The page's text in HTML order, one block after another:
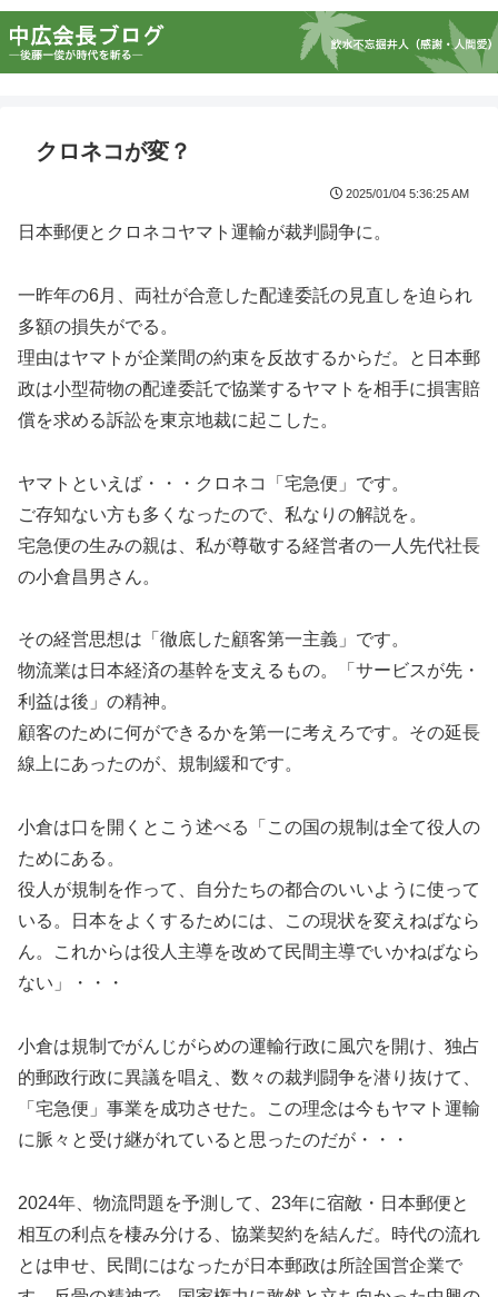
クロネコが変？
2025/01/04 5:36:25 AM
日本郵便とクロネコヤマト運輸が裁判闘争に。
一昨年の6月、両社が合意した配達委託の見直しを迫られ
多額の損失がでる。
理由はヤマトが企業間の約束を反故するからだ。と日本郵
政は小型荷物の配達委託で協業するヤマトを相手に損害賠
償を求める訴訟を東京地裁に起こした。
ヤマトといえば・・・クロネコ「宅急便」です。
ご存知ない方も多くなったので、私なりの解説を。
宅急便の生みの親は、私が尊敬する経営者の一人先代社長
の小倉昌男さん。
その経営思想は「徹底した顧客第一主義」です。
物流業は日本経済の基幹を支えるもの。「サービスが先・
利益は後」の精神。
顧客のために何ができるかを第一に考えろです。その延長
線上にあったのが、規制緩和です。
小倉は口を開くとこう述べる「この国の規制は全て役人の
ためにある。
役人が規制を作って、自分たちの都合のいいように使って
いる。日本をよくするためには、この現状を変えねばなら
ん。これからは役人主導を改めて民間主導でいかねばなら
ない」・・・
小倉は規制でがんじがらめの運輸行政に風穴を開け、独占
的郵政行政に異議を唱え、数々の裁判闘争を潜り抜けて、
「宅急便」事業を成功させた。この理念は今もヤマト運輸
に脈々と受け継がれていると思ったのだが・・・
2024年、物流問題を予測して、23年に宿敵・日本郵便と
相互の利点を棲み分ける、協業契約を結んだ。時代の流れ
とは申せ、民間にはなったが日本郵政は所詮国営企業で